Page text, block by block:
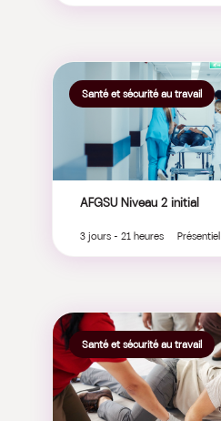
Santé et sécurité au travail
AFGSU Niveau 2 initial
3 jours - 21 heures Présentiel
Santé et sécurité au travail